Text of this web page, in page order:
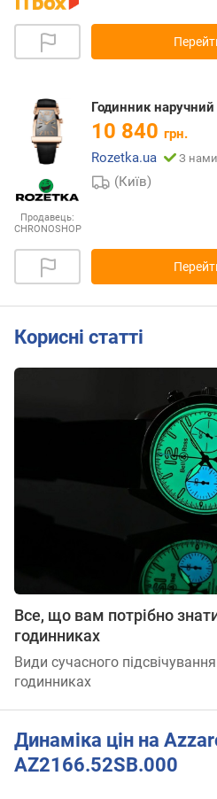
Продавець:
CHRONOSHOP
Годинник
10 840 грн.
Rozetka.ua
З нами
(Київ)
Корисні статті
Все, що вам потрібно
годинниках
Види сучасного
годинниках
Динаміка цін на
AZ2166.52SB.000